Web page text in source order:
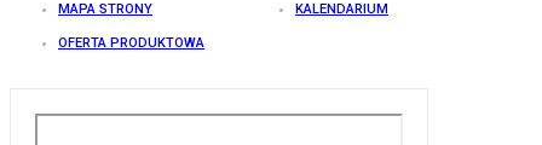
MAPA STRONY KALENDARIUM
OFERTA PRODUKTOWA